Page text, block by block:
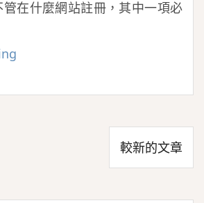
–
在什麼網站註冊，其中一項必
資
較新的文章